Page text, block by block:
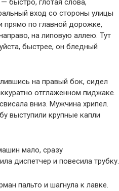
быстро, глотая слова,
вход со стороны улицы
прямо по главной дорожке,
на липовую аллею. Тут
быстрее, он бледный
на правый бок, сидел
отглаженном пиджаке.
вниз. Мужчина хрипел.
выступили крупные капли
мало, сразу
диспетчер и повесила трубку.
пальто и шагнула к лавке.